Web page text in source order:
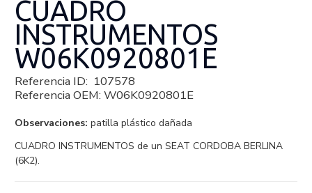
CUADRO
INSTRUMENTOS
W06K0920801E
Referencia ID: 107578
Referencia OEM: W06K0920801E
Observaciones: patilla plástico dañada
CUADRO INSTRUMENTOS de un SEAT CORDOBA BERLINA
(6K2).